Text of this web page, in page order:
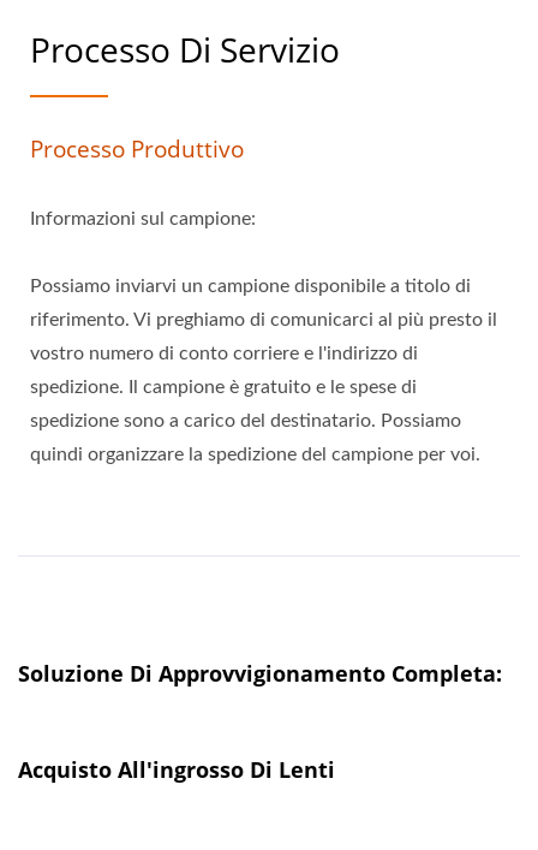
Processo Di Servizio
Processo Produttivo
Informazioni sul campione:
Possiamo inviarvi un campione disponibile a titolo di
riferimento. Vi preghiamo di comunicarci al più presto il
vostro numero di conto corriere e l'indirizzo di
spedizione. Il campione è gratuito e le spese di
spedizione sono a carico del destinatario. Possiamo
quindi organizzare la spedizione del campione per voi.
Soluzione Di Approvvigionamento Completa:
Acquisto All'ingrosso Di Lenti